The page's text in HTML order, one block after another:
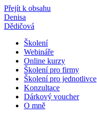
Přejít k obsahu
Denisa
Dědičová
Školení
Webináře
Online kurzy
Školení pro firmy
Školení pro jednotlivce
Konzultace
Dárkový voucher
O mně